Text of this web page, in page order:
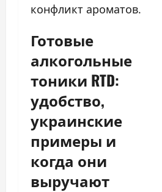
конфликт ароматов.
Готовые
алкогольные
тоники RTD:
удобство,
украинские
примеры и
когда они
выручают